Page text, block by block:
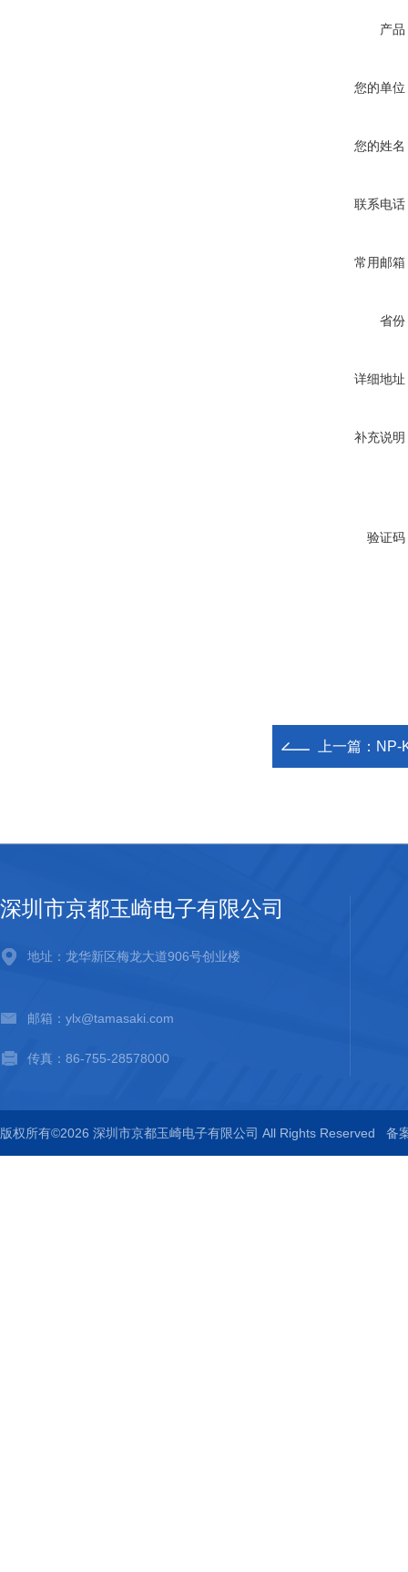
产品
您的单位
您的姓名
联系电话
常用邮箱
省份
详细地址
补充说明
验证码
上一篇： NP-
深圳市京都玉崎电子有限公司
地址：龙华新区梅龙大道906号创业楼
邮箱：ylx@tamasaki.com
传真：86-755-28578000
版权所有©2026 深圳市京都玉崎电子有限公司 All Rights Reserved 备